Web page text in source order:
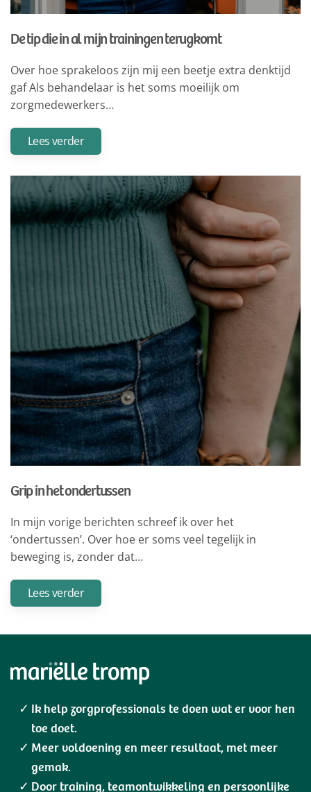
De tip die in al mijn trainingen terugkomt
Over hoe sprakeloos zijn mij een beetje extra denktijd
gaf Als behandelaar is het soms moeilijk om
zorgmedewerkers…
Lees verder
Grip in het ondertussen
In mijn vorige berichten schreef ik over het
‘ondertussen’. Over hoe er soms veel tegelijk in
beweging is, zonder dat…
Lees verder
Ik help zorgprofessionals te doen wat er voor hen
toe doet.
Meer voldoening en meer resultaat, met meer
gemak.
Door training, teamontwikkeling en persoonlijke